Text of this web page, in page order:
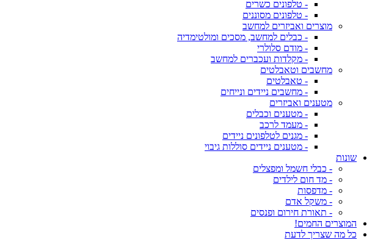
- טלפונים כשרים
- טלפונים מסוננים
מוצרים ואביזרים למחשב
- כבלים למחשב, מסכים ומולטימדיה
- מודם סלולרי
- מקלדות ועכברים למחשב
מחשבים וטאבלטים
- טאבלטים
- מחשבים ניידים ונייחים
מטענים ואביזרים
- מטענים וכבלים
- מעמד לרכב
- מגנים לטלפונים ניידים
- מטענים ניידים סוללות גיבוי
שונות
- כבלי חשמל ומפצלים
- מד חום לילדים
- מדפסות
- משקל אדם
- תאורת חירום ופנסים
המוצרים החמים!
כל מה שצריך לדעת